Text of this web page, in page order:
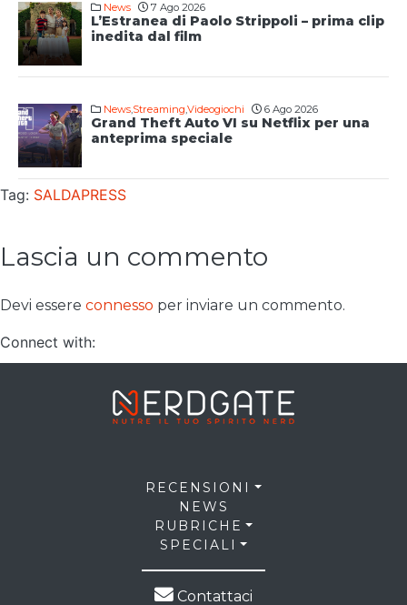
News 7 Ago 2026
L’Estranea di Paolo Strippoli – prima clip
inedita dal film
News,Streaming,Videogiochi 6 Ago 2026
Grand Theft Auto VI su Netflix per una
anteprima speciale
Tag: SALDAPRESS
Lascia un commento
Devi essere connesso per inviare un commento.
Connect with:
RECENSIONI
NEWS
RUBRICHE
SPECIALI
Contattaci